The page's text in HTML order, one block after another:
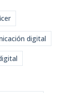
digital